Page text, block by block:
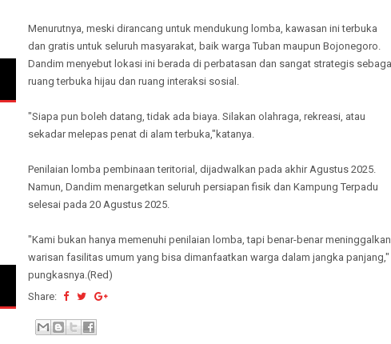
Menurutnya, meski dirancang untuk mendukung lomba, kawasan ini terbuka
dan gratis untuk seluruh masyarakat, baik warga Tuban maupun Bojonegoro.
Dandim menyebut lokasi ini berada di perbatasan dan sangat strategis
ruang terbuka hijau dan ruang interaksi sosial.
"Siapa pun boleh datang, tidak ada biaya. Silakan olahraga, rekreasi, atau
sekadar melepas penat di alam terbuka,"katanya.
Penilaian lomba pembinaan teritorial, dijadwalkan pada akhir Agustus 2025.
Namun, Dandim menargetkan seluruh persiapan fisik dan Kampung Terpadu
selesai pada 20 Agustus 2025.
"Kami bukan hanya memenuhi penilaian lomba, tapi benar-benar meninggalkan
warisan fasilitas umum yang bisa dimanfaatkan warga dalam jangka panjang,"
pungkasnya.(Red)
Share: